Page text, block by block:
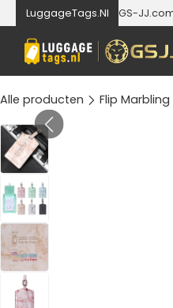
LuggageTags.Nl GS-
Alle producten Flip